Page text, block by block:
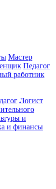
Мастер
Педагог
работник
Логист
и
и финансы